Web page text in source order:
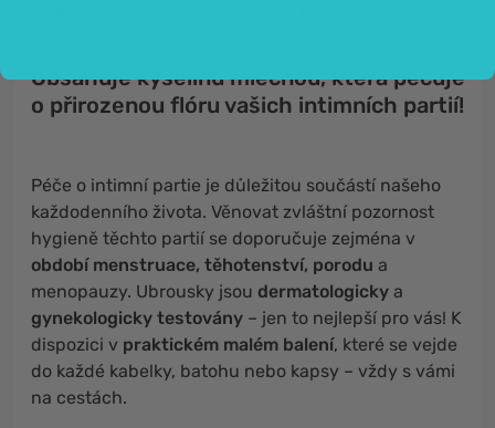
Obsahuje kyselinu mléčnou, která pečuje
o přirozenou flóru vašich intimních partií!
Péče o intimní partie je důležitou součástí našeho
každodenního života. Věnovat zvláštní pozornost
hygieně těchto partií se doporučuje zejména v
období menstruace, těhotenství, porodu a
menopauzy. Ubrousky jsou dermatologicky a
gynekologicky testovány – jen to nejlepší pro vás! K
dispozici v praktickém malém balení, které se vejde
do každé kabelky, batohu nebo kapsy – vždy s vámi
na cestách.